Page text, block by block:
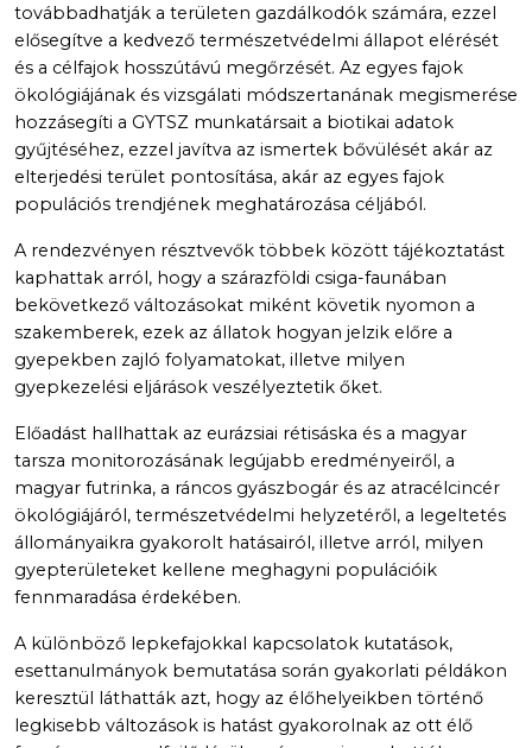
továbbadhatják a területen gazdálkodók számára, ezzel
elősegítve a kedvező természetvédelmi állapot elérését
és a célfajok hosszútávú megőrzését. Az egyes fajok
ökológiájának és vizsgálati módszertanának megismerése
hozzásegíti a GYTSZ munkatársait a biotikai adatok
gyűjtéséhez, ezzel javítva az ismertek bővülését akár az
elterjedési terület pontosítása, akár az egyes fajok
populációs trendjének meghatározása céljából.
A rendezvényen résztvevők többek között tájékoztatást
kaphattak arról, hogy a szárazföldi csiga-faunában
bekövetkező változásokat miként követik nyomon a
szakemberek, ezek az állatok hogyan jelzik előre a
gyepekben zajló folyamatokat, illetve milyen
gyepkezelési eljárások veszélyeztetik őket.
Előadást hallhattak az eurázsiai rétisáska és a magyar
tarsza monitorozásának legújabb eredményeiről, a
magyar futrinka, a ráncos gyászbogár és az atracélcincér
ökológiájáról, természetvédelmi helyzetéről, a legeltetés
állományaikra gyakorolt hatásairól, illetve arról, milyen
gyepterületeket kellene meghagyni populációik
fennmaradása érdekében.
A különböző lepkefajokkal kapcsolatok kutatások,
esettanulmányok bemutatása során gyakorlati példákon
keresztül láthatták azt, hogy az élőhelyeikben történő
legkisebb változások is hatást gyakorolnak az ott élő